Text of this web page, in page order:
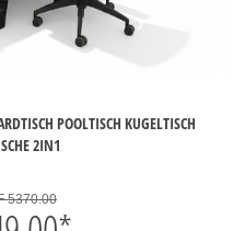
POOLTISCH KUGELTISCH
2IN1
5370.00